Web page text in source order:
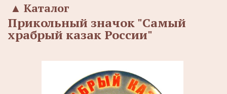
Каталог
▲
Прикольный значок "Самый
храбрый казак России"